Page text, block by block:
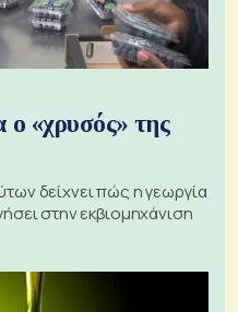
«χρυσός» της
δείχνει πώς η γεωργία
στην εκβιομηχάνιση